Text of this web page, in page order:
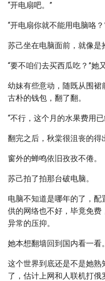
“开电扇吧。”
“开电扇你就不能用电脑咯
苏己坐在电脑面前，就像是
“要不咱们去买西瓜吃？”她
幼妹有些意动，随既从围
古朴的钱包，翻了翻。
“不行，这个月的水果费用
翻完之后，秋棠很沮丧的得
窗外的蝉鸣依旧孜孜不倦。
苏己拍了拍那台破电脑。
电脑不知道是哪年的了，
供的网络也不好，毕竟免费
异常的压抑。
她本想翻墙回到国内看一看。
这个世界到底还是不是她
了，估计上网和人联机打俄